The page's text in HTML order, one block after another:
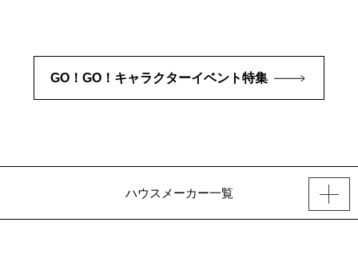
GO！GO！キャラクターイベント特集
ハウスメーカー一覧